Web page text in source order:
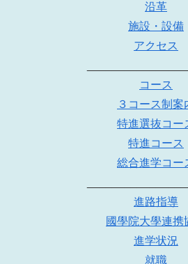
沿革
施設・設備
アクセス
コース
３コース制案
特進選抜コー
特進コース
総合進学コー
進路指導
國學院大學連携
進学状況
就職